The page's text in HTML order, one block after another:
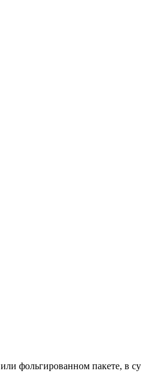
фольгированном пакете, в